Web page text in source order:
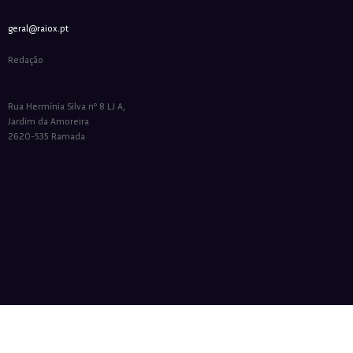
geral@raiox.pt
Redação
Rua Hermínia Silva nº 8 LJ A,
Jardim da Amoreira
2620-535 Ramada